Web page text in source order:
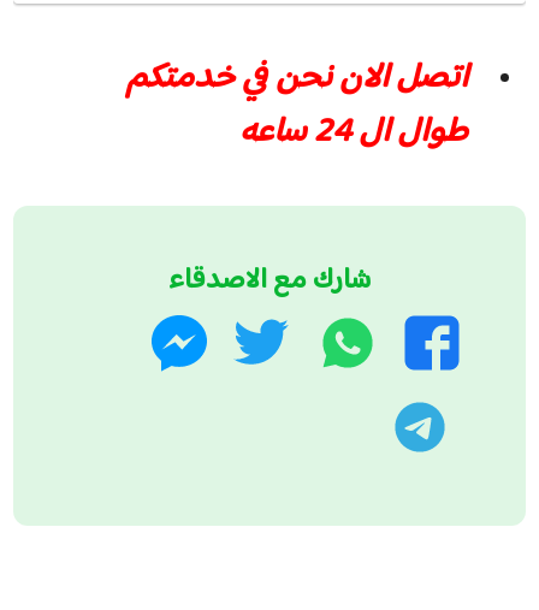
اتصل الان نحن في خدمتكم
طوال ال 24 ساعه
شارك مع الاصدقاء
فيسبوك
واتساب تويتر